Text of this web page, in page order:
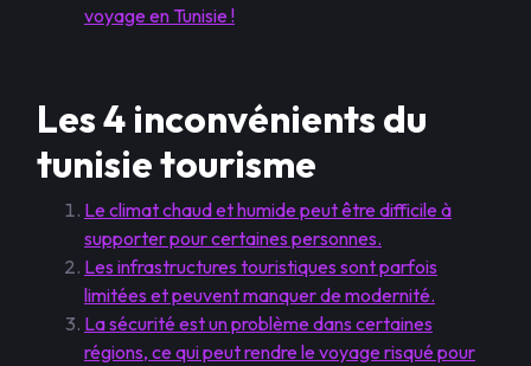
voyage en Tunisie !
Les 4 inconvénients du
tunisie tourisme
Le climat chaud et humide peut être difficile à
supporter pour certaines personnes.
Les infrastructures touristiques sont parfois
limitées et peuvent manquer de modernité.
La sécurité est un problème dans certaines
régions, ce qui peut rendre le voyage risqué pour